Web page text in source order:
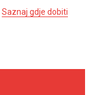
Saznaj gdje dobiti